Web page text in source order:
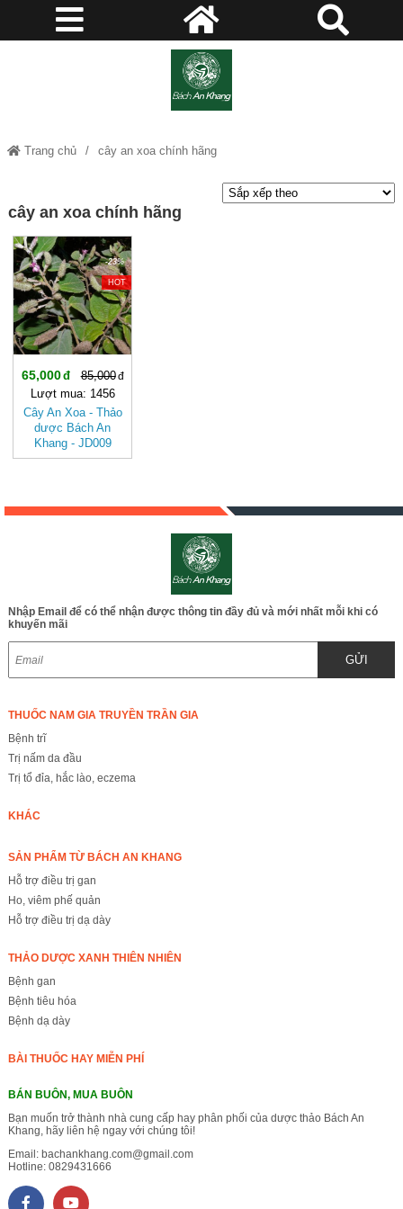
Trang chủ cây an xoa chính hãng
cây an xoa chính hãng
-23%
HOT
65,000
85,000
Lượt mua: 1456
Cây An Xoa - Thảo
dược Bách An
Khang - JD009
cayanxoa
Nhập Email để có thể nhận được thông tin đầy đủ và mới nhất mỗi khi có
khuyến mãi
GỬI
THUỐC NAM GIA TRUYỀN TRẦN GIA
Bệnh trĩ
Trị nấm da đầu
Trị tổ đỉa, hắc lào, eczema
KHÁC
SẢN PHẨM TỪ BÁCH AN KHANG
Hỗ trợ điều trị gan
Ho, viêm phế quản
Hỗ trợ điều trị dạ dày
THẢO DƯỢC XANH THIÊN NHIÊN
Bệnh gan
Bệnh tiêu hóa
Bệnh dạ dày
BÀI THUỐC HAY MIỄN PHÍ
BÁN BUÔN, MUA BUÔN
Bạn muốn trở thành nhà cung cấp hay phân phối của dược thảo Bách An
Khang, hãy liên hệ ngay với chúng tôi!
Email: bachankhang.com@gmail.com
Hotline: 0829431666